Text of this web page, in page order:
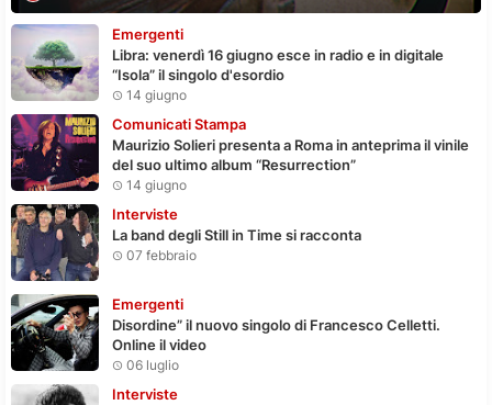
Emergenti
Libra: venerdì 16 giugno esce in radio e in digitale
“Isola” il singolo d'esordio
14 giugno
Comunicati Stampa
Maurizio Solieri presenta a Roma in anteprima il vinile
del suo ultimo album “Resurrection”
14 giugno
Interviste
La band degli Still in Time si racconta
07 febbraio
Emergenti
Disordine” il nuovo singolo di Francesco Celletti.
Online il video
06 luglio
Interviste